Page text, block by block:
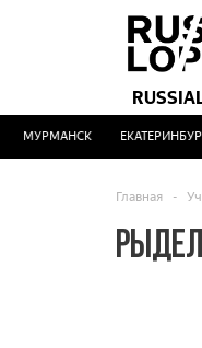
МУРМАНСК ЕКАТЕРИНБУРГ
Главная -